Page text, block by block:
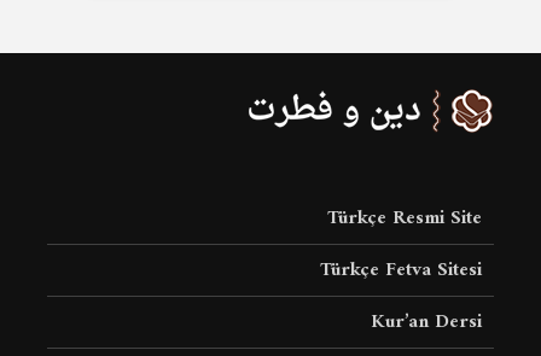
Türkçe Resmi Site
Türkçe Fetva Sitesi
Kur’an Dersi